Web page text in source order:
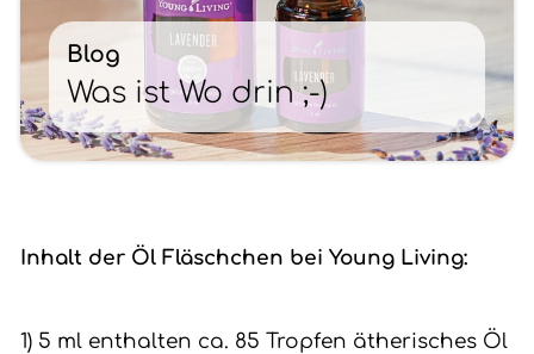
Blog
Was ist Wo drin ;-)
Inhalt der Öl Fläschchen bei Young Living:
1) 5 ml enthalten ca. 85 Tropfen ätherisches Öl